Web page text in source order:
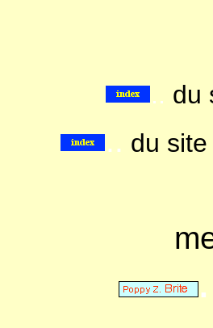
.. du
.. du site